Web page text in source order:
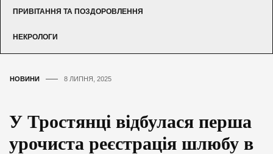
ПРИВІТАННЯ ТА ПОЗДОРОВЛЕННЯ
НЕКРОЛОГИ
НОВИНИ 8 ЛИПНЯ, 2025
У Тростянці відбулася перша
урочиста реєстрація шлюбу в